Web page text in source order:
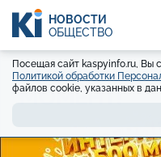
НОВОСТИ
ОБЩЕСТВО
Посещая сайт kaspyinfo.ru, Вы
Политикой обработки
файлов cookie, указанных в